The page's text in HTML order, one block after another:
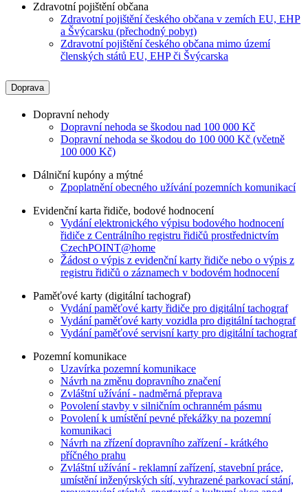
Zdravotní pojištění občana
Zdravotní pojištění českého občana v zemích EU, EHP
a Švýcarsku (přechodný pobyt)
Zdravotní pojištění českého občana mimo území
členských států EU, EHP či Švýcarska
Doprava
Dopravní nehody
Dopravní nehoda se škodou nad 100 000 Kč
Dopravní nehoda se škodou do 100 000 Kč (včetně
100 000 Kč)
Dálniční kupóny a mýtné
Zpoplatnění obecného užívání pozemních komunikací
Evidenční karta řidiče, bodové hodnocení
Vydání elektronického výpisu bodového hodnocení
řidiče z Centrálního registru řidičů prostřednictvím
CzechPOINT@home
Žádost o výpis z evidenční karty řidiče nebo o výpis z
registru řidičů o záznamech v bodovém hodnocení
Paměťové karty (digitální tachograf)
Vydání paměťové karty řidiče pro digitální tachograf
Vydání paměťové karty vozidla pro digitální tachograf
Vydání paměťové servisní karty pro digitální tachograf
Pozemní komunikace
Uzavírka pozemní komunikace
Návrh na změnu dopravního značení
Zvláštní užívání - nadměrná přeprava
Povolení stavby v silničním ochranném pásmu
Povolení k umístění pevné překážky na pozemní
komunikaci
Návrh na zřízení dopravního zařízení - krátkého
příčného prahu
Zvláštní užívání - reklamní zařízení, stavební práce,
umístění inženýrských sítí, vyhrazené parkovací stání,